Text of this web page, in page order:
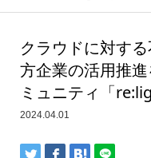
クラウドに対す
方企業の活用推
ミュニティ「
2024.04.01